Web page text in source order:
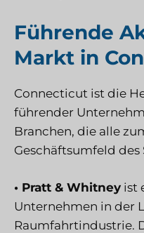
Führende
Markt in
Connecticut ist die
führender
Branchen, die alle
Geschäftsumfeld des
• Pratt & Whitney ist
Unternehmen in der
Raumfahrtindustrie.